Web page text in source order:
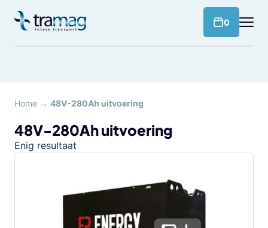
naar
0
Home → 48V-280Ah uitvoering
48V-280Ah uitvoering
Enig resultaat